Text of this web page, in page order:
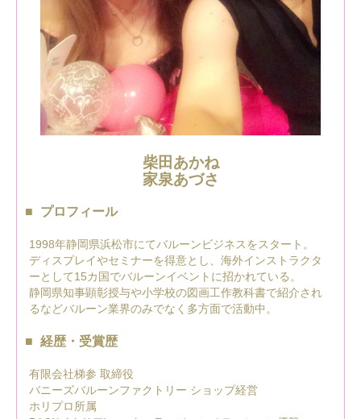
柴田あかね
家泉あづさ
プロフィール
1998年静岡県浜松市にてバルーンビジネスをスタート。
ディスプレイやセミナーを得意とし、海外インストラクタ
ーとして15カ国でバルーンイベントに招かれている。
静岡県知事顕彰授与や小学校の図画工作教科書で紹介され
るなどバルーン業界のみでなく多方面で活動中。
経歴・受賞歴
有限会社梯参 取締役
バニーズバルーンファクトリー ショップ経営
ホリプロ所属